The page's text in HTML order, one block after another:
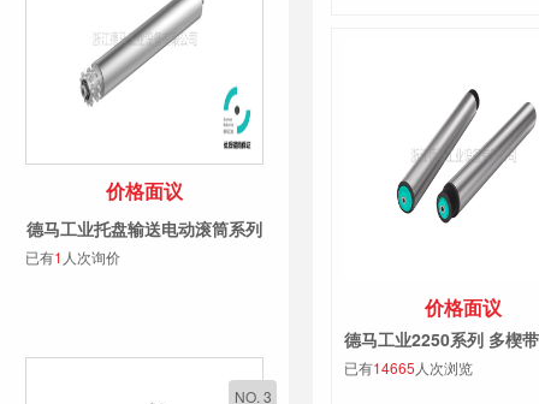
价格面议
德马工业托盘输送电动滚筒系列
已有1 人次询价
NO. 3
价格面议
已有14665 人次浏览